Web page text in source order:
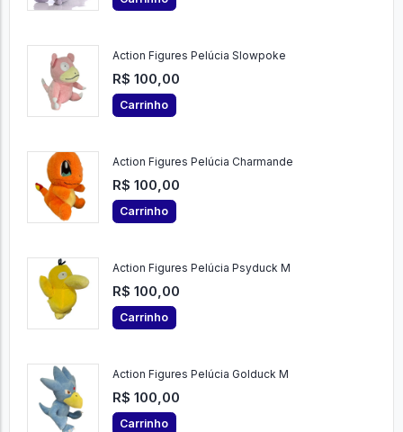
Action Figures Pelúcia Slowpoke
R$ 100,00
Carrinho
Action Figures Pelúcia Charmande
R$ 100,00
Carrinho
Action Figures Pelúcia Psyduck M
R$ 100,00
Carrinho
Action Figures Pelúcia Golduck M
R$ 100,00
Carrinho